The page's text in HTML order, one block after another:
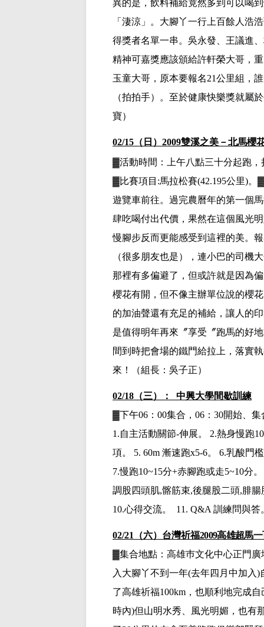
異的是，飲料補給竟然多到可以喝
「淒涼」。大腳丫一行上百餘人浩
得獎者名單一串。吳永發、王議進
精神可嘉獎應該頒給許軒榮大哥，
玉童大哥，原本要報名21公里組，
（拍拍手）。至於健康快樂獎就屬
寶）
02/15（日）2009雙溪之美－北馬櫻
▓活動時間：上午八點三十分起跑
▓比賽項目 :馬拉松賽(42.195公里)。
遊覽車前往。 過完農曆年的第一個
肆吃喝付出代價，果然在這個風光
慢腳步反而更能感受到這裡的美。
（很多朋友也是），連小巴的司機
那裡有多偏避了，但或許就是因為
櫻花有開，但不像主辦單位說的櫻
的加油聲還有充足的補給，讓人的
是值得明年再來〞享受〞跑馬的好
間到時把會場的鐵門給拉上，落實
來！（組長 ： 吳子正）
02/18（三）： 中興大學間歇訓練
▓下午06：00集合，06：30開始、
1.自主活動關節-伸展。 2.熱身慢跑10
項。
5. 60m 漸速跑x5-6。 6.乳酸門
7.慢跑10~15分+赤腳跑或走5~10分。
調股四頭肌,髂筋束,後腿股二頭,腓腸
10.心得交流。 11. Q&A 訓練問與答
02/21（六）台灣祈福2009高雄超馬
▓集合地點：高雄巿文化中心正門廣
入大腳丫不到一年(去年四月中加入)
了高雄祈福100km， 也順利地完成
時內)但山明水秀、風光明媚，也有